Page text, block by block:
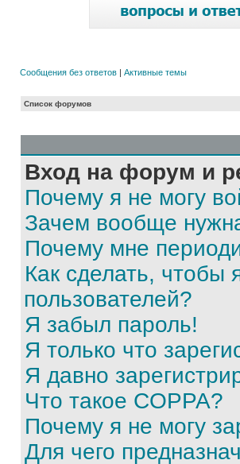
Сообщения без ответов | Активные темы
Список форумов
Вход на форум и
Почему я не могу
Зачем вообще
Почему мне
Как сделать, чтобы
пользователей?
Я забыл пароль!
Я только что
Я давно
Что такое COPPA?
Почему я не могу
Для чего